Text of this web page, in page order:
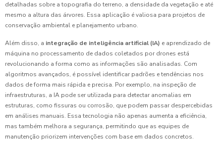
detalhadas sobre a topografia do terreno, a densidade da vegetação e até
mesmo a altura das árvores. Essa aplicação é valiosa para projetos de
conservação ambiental e planejamento urbano.
Além disso, a integração de inteligência artificial (IA) e aprendizado de
máquina no processamento de dados coletados por drones está
revolucionando a forma como as informações são analisadas. Com
algoritmos avançados, é possível identificar padrões e tendências nos
dados de forma mais rápida e precisa. Por exemplo, na inspeção de
infraestruturas, a IA pode ser utilizada para detectar anomalias em
estruturas, como fissuras ou corrosão, que podem passar despercebidas
em análises manuais. Essa tecnologia não apenas aumenta a eficiência,
mas também melhora a segurança, permitindo que as equipes de
manutenção priorizem intervenções com base em dados concretos.